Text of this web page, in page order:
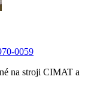
0059
na stroji CIMAT a